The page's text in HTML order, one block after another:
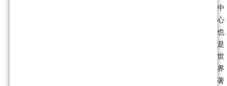
中
心
也
是
世
界
著